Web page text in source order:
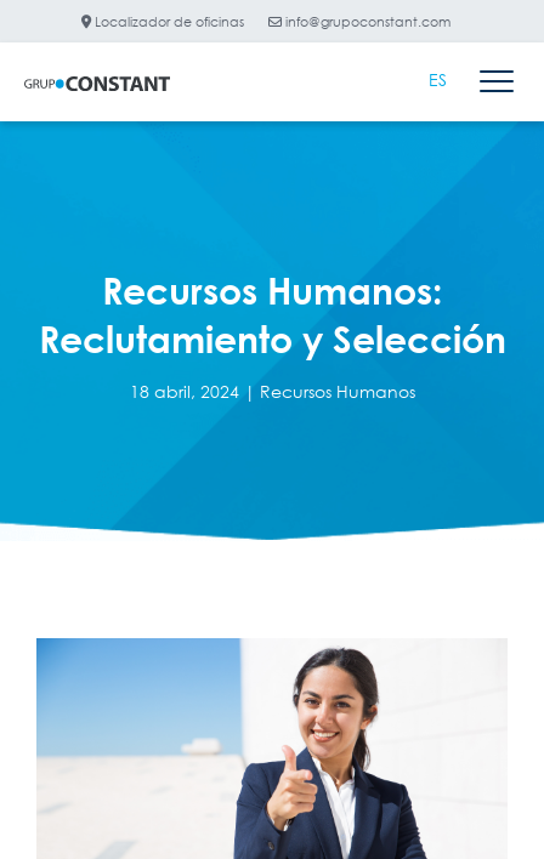
Localizador de oficinas info@grupoconstant.com
ES
Recursos Humanos:
Reclutamiento y Selección
18 abril, 2024 | Recursos Humanos